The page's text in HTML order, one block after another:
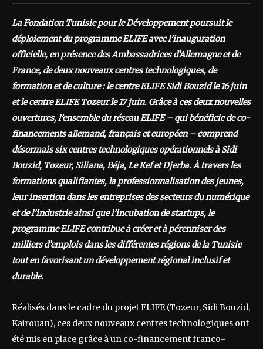
La Fondation Tunisie pour le Développement poursuit le
déploiement du programme ELIFE avec l’inauguration
officielle, en présence des Ambassadrices d’Allemagne et de
France, de deux nouveaux centres technologiques, de
formation et de culture : le centre ELIFE Sidi Bouzid le 16 juin
et le centre ELIFE Tozeur le 17 juin. Grâce à ces deux nouvelles
ouvertures, l’ensemble du réseau ELIFE – qui bénéficie de co-
financements allemand, français et européen – comprend
désormais six centres technologiques opérationnels à Sidi
Bouzid, Tozeur, Siliana, Béja, Le Kef et Djerba. À travers les
formations qualifiantes, la professionnalisation des jeunes,
leur insertion dans les entreprises des secteurs du numérique
et de l’industrie ainsi que l’incubation de startups, le
programme ELIFE contribue à créer et à pérenniser des
milliers d’emplois dans les différentes régions de la Tunisie
tout en favorisant un développement régional inclusif et
durable.
Réalisés dans le cadre du projet ELIFE (Tozeur, Sidi Bouzid,
Kairouan), ces deux nouveaux centres technologiques ont
été mis en place grâce à un co-financement franco-